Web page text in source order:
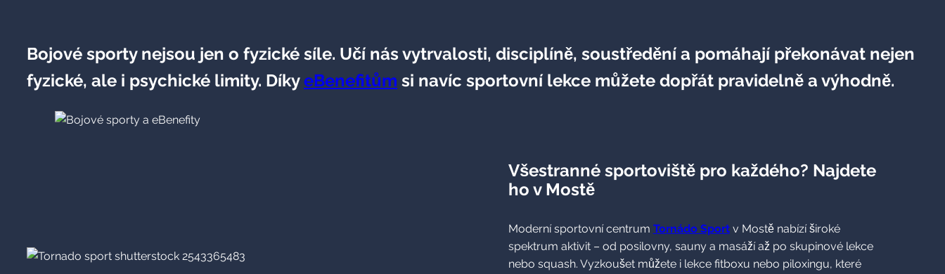
Bojové sporty nejsou jen o fyzické síle. Učí nás vytrvalosti, disciplíně, soustředění a pomáhají překonávat nejen
fyzické, ale i psychické limity. DíkyeBenefitům si navíc sportovní lekce můžete dopřát pravidelně a výhodně.
Všestranné sportoviště pro každého? Najdete
ho v Mostě
Moderní sportovní centrum Tornádo Sportv Mostě nabízí široké
spektrum aktivit – od posilovny, sauny a masáží až po skupinové lekce
nebo squash. Vyzkoušet můžete i lekce fitboxu nebo piloxingu, které